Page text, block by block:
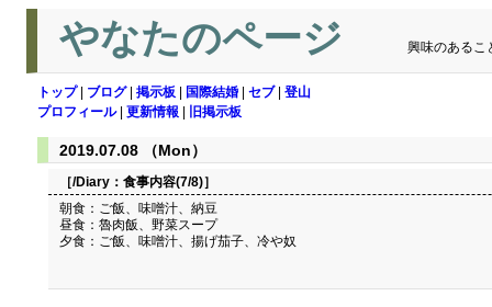
やなたのページ 興味のあるこ
トップ| ブログ| 掲示板 国際結婚 セブ| 登山
プロフィール| 更新情報 旧掲示板
2019.07.08 （Mon）
［/Diary： 食事内容(7/8)］
朝食：ご飯、味噌汁、納豆
昼食：魯肉飯、野菜スープ
夕食：ご飯、味噌汁、揚げ茄子、冷や奴